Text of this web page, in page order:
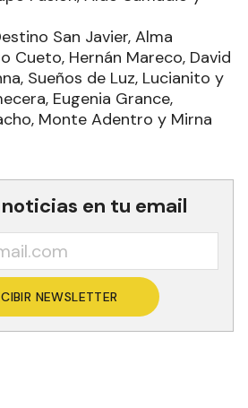
San Javier, Alma
Cueto, Hernán Mareco, David
Sueños de Luz, Lucianito y
Eugenia Grance,
Monte Adentro y Mirna
en tu email
NEWSLETTER